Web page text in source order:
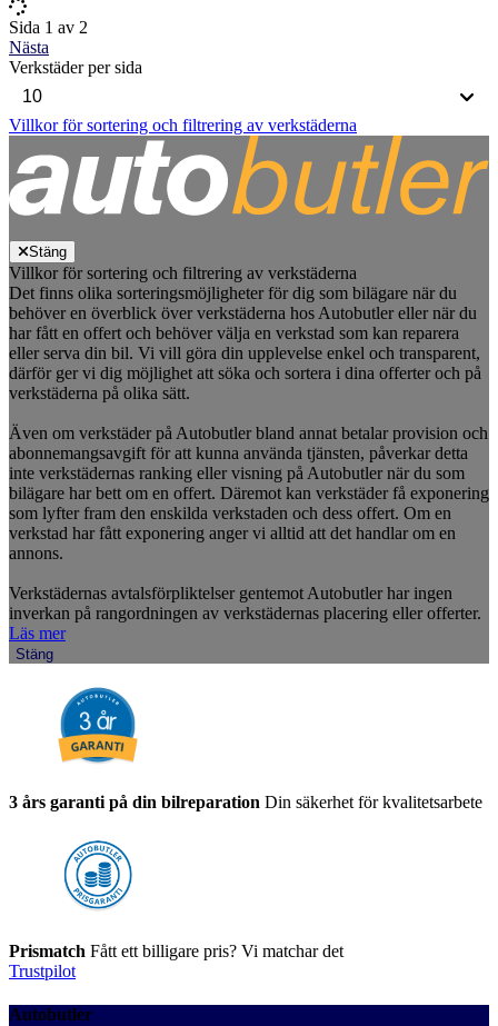
Sida 1 av 2
Nästa
Verkstäder per sida
Villkor för sortering och filtrering av verkstäderna
Stäng
Villkor för sortering och filtrering av verkstäderna
Det finns olika sorteringsmöjligheter för dig som bilägare när du
behöver en överblick över verkstäderna hos Autobutler eller när du
har fått en offert och behöver välja en verkstad som kan reparera
eller serva din bil. Vi vill göra din upplevelse enkel och transparent,
därför ger vi dig möjlighet att söka och sortera i dina offerter och på
verkstäderna på olika sätt.
Även om verkstäder på Autobutler bland annat betalar provision och
abonnemangsavgift för att kunna använda tjänsten, påverkar detta
inte verkstädernas ranking eller visning på Autobutler när du som
bilägare har bett om en offert. Däremot kan verkstäder få exponering
som lyfter fram den enskilda verkstaden och dess offert. Om en
verkstad har fått exponering anger vi alltid att det handlar om en
annons.
Verkstädernas avtalsförpliktelser gentemot Autobutler har ingen
inverkan på rangordningen av verkstädernas placering eller offerter.
Läs mer
Stäng
3 års garanti på din bilreparation Din säkerhet för kvalitetsarbete
Prismatch Fått ett billigare pris? Vi matchar det
Trustpilot
Autobutler